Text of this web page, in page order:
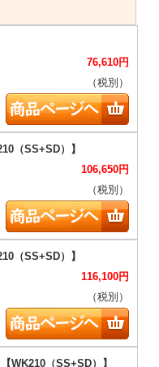
76,610円
（税別）
106,650円
（税別）
116,100円
（税別）